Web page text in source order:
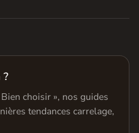
?
choisir », nos guides
tendances carrelage,